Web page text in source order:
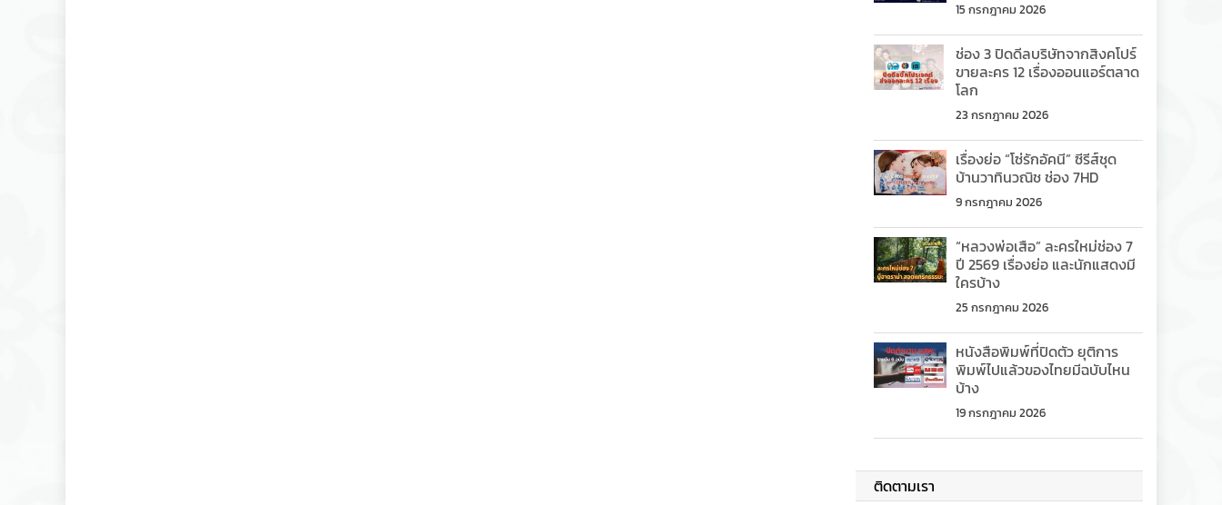
15 กรกฎาคม 2026
ช่อง 3 ปิดดีลบริษัทจากสิงคโปร์
ขายละคร 12 เรื่องออนแอร์ตลาด
โลก
23 กรกฎาคม 2026
เรื่องย่อ “โซ่รักอัคนี” ซีรีส์ชุด
บ้านวาทินวณิช ช่อง 7HD
9 กรกฎาคม 2026
“หลวงพ่อเสือ” ละครใหม่ช่อง 7
ปี 2569 เรื่องย่อ และนักแสดงมี
ใครบ้าง
25 กรกฎาคม 2026
หนังสือพิมพ์ที่ปิดตัว ยุติการ
พิมพ์ไปแล้วของไทยมีฉบับไหน
บ้าง
19 กรกฎาคม 2026
ติดตามเรา